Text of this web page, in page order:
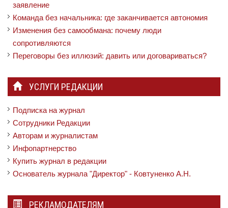
заявление
Команда без начальника: где заканчивается автономия
Изменения без самообмана: почему люди
сопротивляются
Переговоры без иллюзий: давить или договариваться?
УСЛУГИ РЕДАКЦИИ
Подписка на журнал
Сотрудники Редакции
Авторам и журналистам
Инфопартнерство
Купить журнал в редакции
Основатель журнала "Директор" - Ковтуненко А.Н.
РЕКЛАМОДАТЕЛЯМ